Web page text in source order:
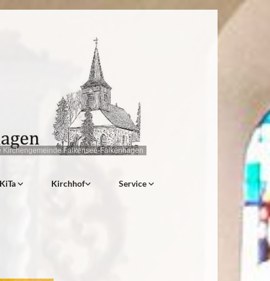
Falkensee-Falkenhagen
KiTa Kirchhof Service